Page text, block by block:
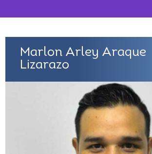
Marlon Arley Araque
Lizarazo